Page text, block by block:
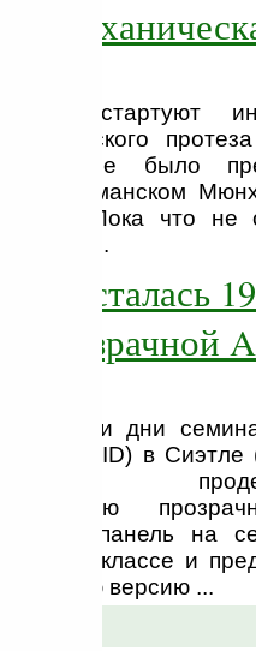
стартуют
впервые было
в германском
года. Пока что не
«рука».
похвасталась
прозрачной
в эти дни
(SID) в
панель на
своём классе и
версию ...